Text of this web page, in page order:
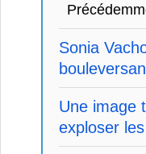
Sonia
Une image
exploser